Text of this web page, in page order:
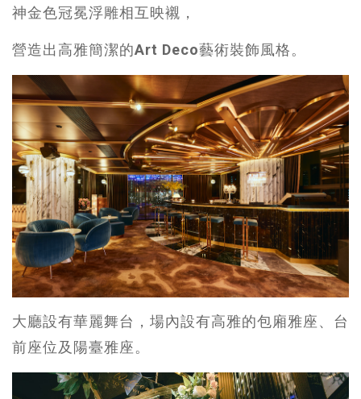
神金色冠冕浮雕相互映襯，
營造出高雅簡潔的Art Deco藝術裝飾風格。
大廳設有華麗舞台，場內設有高雅的包廂雅座、台
前座位及陽臺雅座。